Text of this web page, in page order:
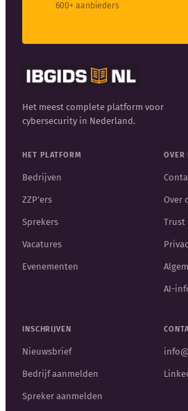
600+ aanbieders
Het meest complete platform voor
cybersecurity in Nederland.
HET PLATFORM
Bedrijven
ZZP'ers
Sprekers
Vacatures
Evenementen
OVER
Over
Trust
AI-
INSCHRIJVEN
Nieuwsbrief
Bedrijf aanmelden
Spreker aanmelden